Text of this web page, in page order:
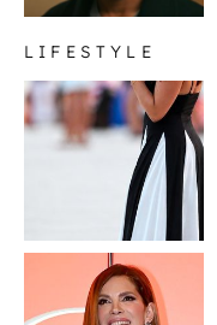
LIFESTYLE